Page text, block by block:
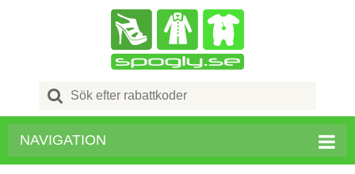
Search
for:
NAVIGATION